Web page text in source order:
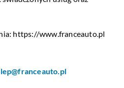
https://www.franceauto.pl